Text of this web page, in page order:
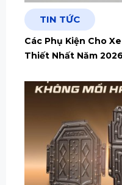
TIN TỨC
Các Phụ Kiện Cho
Thiết Nhất Năm 2026